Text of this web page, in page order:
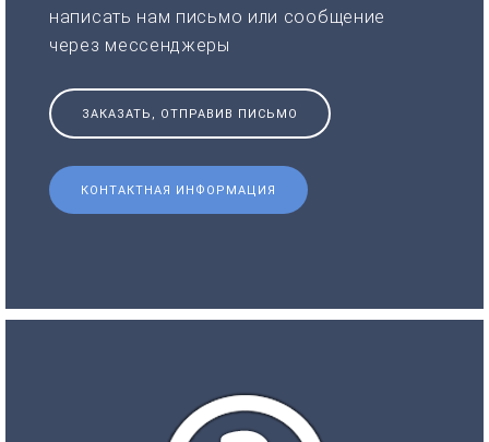
написать нам письмо или сообщение
через мессенджеры
ЗАКАЗАТЬ, ОТПРАВИВ ПИСЬМО
КОНТАКТНАЯ ИНФОРМАЦИЯ